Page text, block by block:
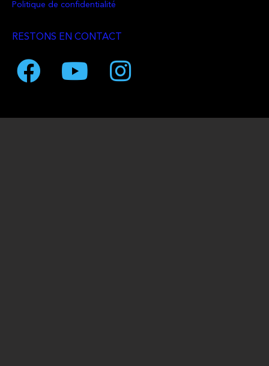
Politique de confidentialité
RESTONS EN CONTACT